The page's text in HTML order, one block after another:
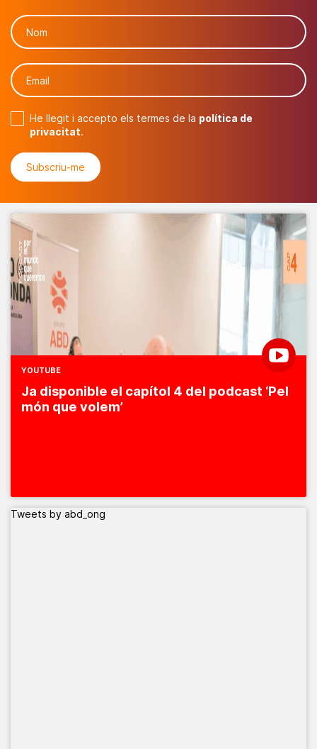
He llegit i accepto els termes de la política de
privacitat.
YOUTUBE
Ja disponible el capítol 4 del podcast ‘Pel
món que volem’
Tweets by abd_ong